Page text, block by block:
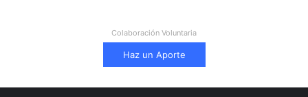
Colaboración Voluntaria
Haz un Aporte